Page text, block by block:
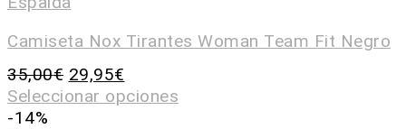
Camiseta Nox Tirantes Woman Team Fit Negro
35,00€ 29,95€
Seleccionar opciones
-14%